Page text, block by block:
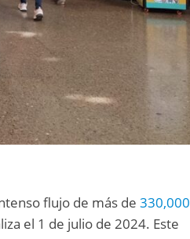
flujo de más de330,000
el 1 de julio de 2024. Este